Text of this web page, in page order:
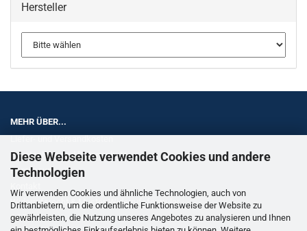
Diese Webseite verwendet Cookies und andere
Technologien
Wir verwenden Cookies und ähnliche Technologien, auch von
Drittanbietern, um die ordentliche Funktionsweise der Website zu
gewährleisten, die Nutzung unseres Angebotes zu analysieren und Ihnen
Hersteller
MEHR ÜBER...
Privatsphäre und Datenschutz
Impressum
Widerrufsrecht & Muster-Widerrufsformular
AGB